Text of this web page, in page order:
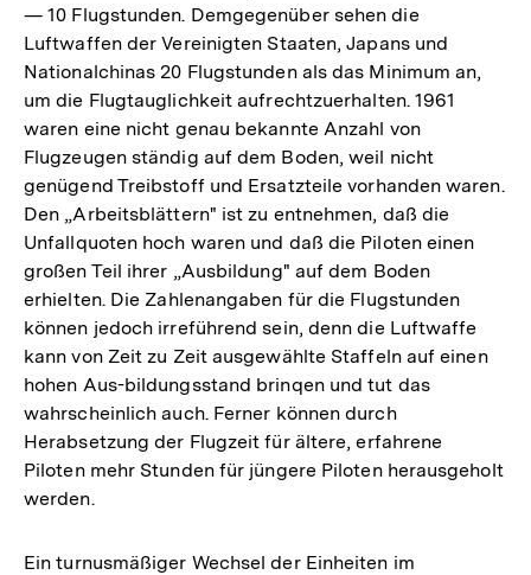
— 10 Flugstunden. Demgegenüber sehen die
Luftwaffen der Vereinigten Staaten, Japans und
Nationalchinas 20 Flugstunden als das Minimum an,
um die Flugtauglichkeit aufrechtzuerhalten. 1961
waren eine nicht genau bekannte Anzahl von
Flugzeugen ständig auf dem Boden, weil nicht
genügend Treibstoff und Ersatzteile vorhanden waren.
Den „Arbeitsblättern" ist zu entnehmen, daß die
Unfallquoten hoch waren und daß die Piloten einen
großen Teil ihrer „Ausbildung" auf dem Boden
erhielten. Die Zahlenangaben für die Flugstunden
können jedoch irreführend sein, denn die Luftwaffe
kann von Zeit zu Zeit ausgewählte Staffeln auf einen
hohen Aus-bildungsstand brinqen und tut das
wahrscheinlich auch. Ferner können durch
Herabsetzung der Flugzeit für ältere, erfahrene
Piloten mehr Stunden für jüngere Piloten herausgeholt
werden.
Ein turnusmäßiger Wechsel der Einheiten im